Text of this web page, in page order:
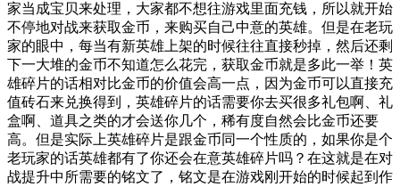
家当成宝贝来处理，大家都不想往游戏里面充钱，所以就开始
不停地对战来获取金币，来购买自己中意的英雄。但是在老玩
家的眼中，每当有新英雄上架的时候往往直接秒掉，然后还剩
下一大堆的金币不知道怎么花完，获取金币就是多此一举！英
雄碎片的话相对比金币的价值会高一点，因为金币可以直接充
值砖石来兑换得到，英雄碎片的话需要你去买很多礼包啊、礼
盒啊、道具之类的才会送你几个，稀有度自然会比金币还要
高。但是实际上英雄碎片是跟金币同一个性质的，如果你是个
老玩家的话英雄都有了你还会在意英雄碎片吗？在这就是在对
战提升中所需要的铭文了，铭文是在游戏刚开始的时候起到作